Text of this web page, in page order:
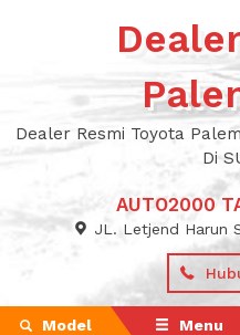
Dealer Resmi Toyota
Di
AUTO2000
JL. Letjend Harun
Model Menu